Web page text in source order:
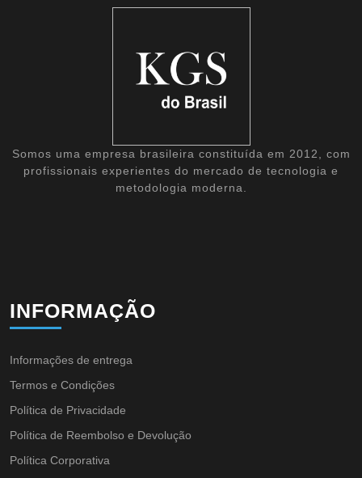
Somos uma empresa brasileira constituída em 2012, com
profissionais experientes do mercado de tecnologia e
metodologia moderna.
INFORMAÇÃO
Informações de entrega
Termos e Condições
Política de Privacidade
Política de Reembolso e Devolução
Política Corporativa